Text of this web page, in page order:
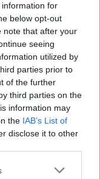
for
below opt-out
note that after your
seeing
utilized by
parties prior to
of the further
third parties on the
information may
the IAB’s List of
disclose it to other
by
and the Google